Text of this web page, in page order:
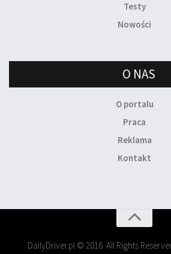
Testy
Nowości
O NAS
O portalu
Praca
Reklama
Kontakt
DailyDriver.pl © 2016. All Rights